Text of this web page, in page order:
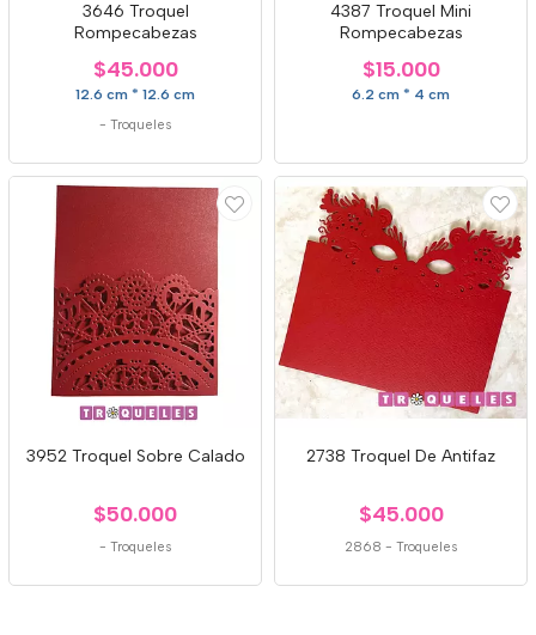
3646 Troquel
Rompecabezas
$45.000
12.6 cm * 12.6 cm
- Troqueles
4387 Troquel Mini
Rompecabezas
$15.000
6.2 cm * 4 cm
3952 Troquel Sobre Calado
$50.000
- Troqueles
2738 Troquel De Antifaz
$45.000
2868 - Troqueles